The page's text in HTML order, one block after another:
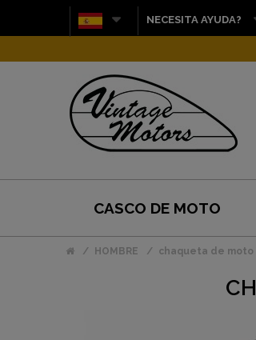
NECESITA AYUDA?
CASCO DE MOTO
HOMBRE chaqueta de moto